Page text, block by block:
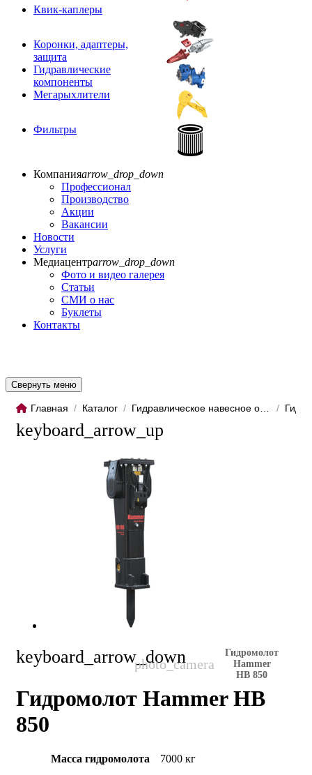
Квик-каплеры
Коронки, адаптеры,
защита
Гидравлические
компоненты
Мегарыхлители
Фильтры
Компанияarrow_drop_down
Профессионал
Производство
Акции
Вакансии
Новости
Услуги
Медиацентрarrow_drop_down
Фото и видео галерея
Статьи
СМИ о нас
Буклеты
Контакты
Свернуть меню
Главная / Каталог / /
keyboard_arrow_up
keyboard_arrow_down
Гидромолот
Hammer
HB 850
Гидромолот Hammer HB
850
Масса гидромолота 7000 кг